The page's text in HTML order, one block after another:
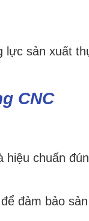
lực sản xuất
CNC
hiệu chuẩn
đảm bảo